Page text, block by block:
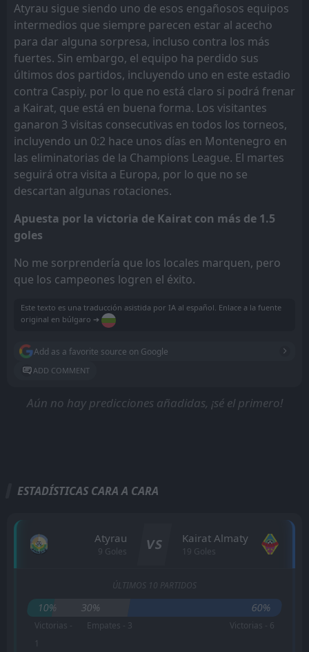
Atyrau sigue siendo uno de esos engañosos equipos
intermedios que siempre parecen estar al acecho
para dar alguna sorpresa, incluso contra los más
fuertes. Sin embargo, el equipo ha perdido sus
últimos dos partidos, incluyendo uno en este estadio
contra Caspiy, por lo que no está claro si podrá frenar
a Kairat, que está en buena forma. Los visitantes
ganaron 3 visitas consecutivas en todos los torneos,
incluyendo un 0:2 hace unos días en Montenegro en
las eliminatorias de la Champions League. El martes
seguirá otra visita a Europa, por lo que no se
descartan algunas rotaciones.
Apuesta por la victoria de Kairat con más de 1.5
goles
No me sorprendería que los locales marquen, pero
que los campeones logren el éxito.
Este texto es una traducción asistida por IA al español. Enlace a la fuente
original en búlgaro ➔
Add as a favorite source on Google
ADD COMMENT
Aún no hay predicciones añadidas, ¡sé el primero!
ESTADÍSTICAS CARA A CARA
Atyrau
9 Goles VS Kairat Almaty
19 Goles
ÚLTIMOS 10 PARTIDOS
10% 30% 60%
Victorias -
1
Empates - 3 Victorias - 6